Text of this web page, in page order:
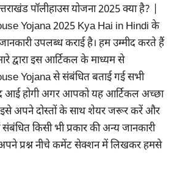
पॉलीहाउस योजना 2025 क्या है? |
Yojana 2025 Kya Hai in Hindi के
उपलब्ध कराई है। हम उम्मीद करते हैं
द्वारा इस आर्टिकल के माध्यम से
Yojana से संबंधित बताई गई सभी
आई होगी अगर आपको यह आर्टिकल अच्छा
इसे अपने दोस्तों के साथ शेयर जरूर करें और
किसी भी प्रकार की अन्य जानकारी
अपने प्रश्न नीचे कमेंट सेक्शन में लिखकर हमसे